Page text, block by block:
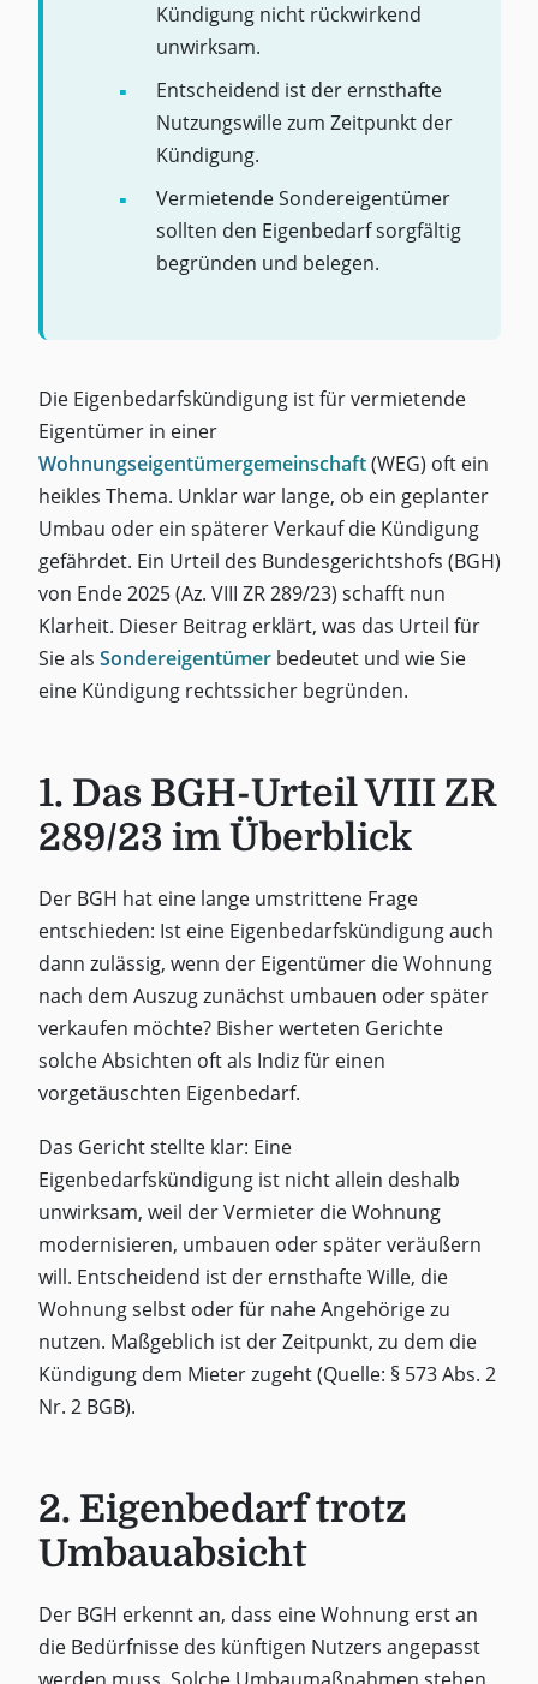
Kündigung nicht rückwirkend
unwirksam.
Entscheidend ist der ernsthafte
Nutzungswille zum Zeitpunkt der
Kündigung.
Vermietende Sondereigentümer
sollten den Eigenbedarf sorgfältig
begründen und belegen.
Die Eigenbedarfskündigung ist für vermietende
Eigentümer in einer
Wohnungseigentümergemeinschaft(WEG) oft ein
heikles Thema. Unklar war lange, ob ein geplanter
Umbau oder ein späterer Verkauf die Kündigung
gefährdet. Ein Urteil des Bundesgerichtshofs (BGH)
von Ende 2025 (Az. VIII ZR 289/23) schafft nun
Klarheit. Dieser Beitrag erklärt, was das Urteil für
Sie als Sondereigentümerbedeutet und wie Sie
eine Kündigung rechtssicher begründen.
1. Das BGH-Urteil VIII ZR
289/23 im Überblick
Der BGH hat eine lange umstrittene Frage
entschieden: Ist eine Eigenbedarfskündigung auch
dann zulässig, wenn der Eigentümer die Wohnung
nach dem Auszug zunächst umbauen oder später
verkaufen möchte? Bisher werteten Gerichte
solche Absichten oft als Indiz für einen
vorgetäuschten Eigenbedarf.
Das Gericht stellte klar: Eine
Eigenbedarfskündigung ist nicht allein deshalb
unwirksam, weil der Vermieter die Wohnung
modernisieren, umbauen oder später veräußern
will. Entscheidend ist der ernsthafte Wille, die
Wohnung selbst oder für nahe Angehörige zu
nutzen. Maßgeblich ist der Zeitpunkt, zu dem die
Kündigung dem Mieter zugeht (Quelle: § 573 Abs. 2
Nr. 2 BGB).
2. Eigenbedarf trotz
Umbauabsicht
Der BGH erkennt an, dass eine Wohnung erst an
die Bedürfnisse des künftigen Nutzers angepasst